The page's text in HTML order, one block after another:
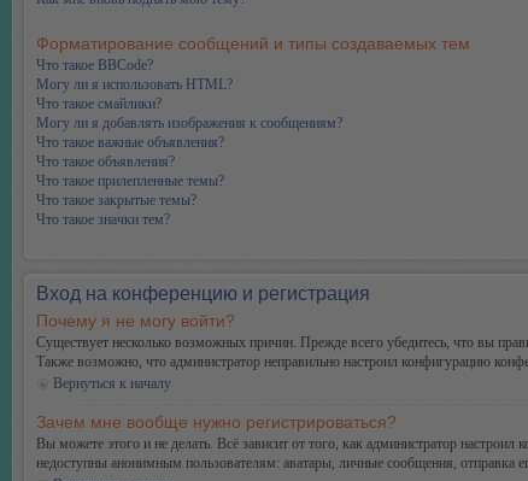
Форматирование сообщений и типы создаваемых тем
Что такое BBCode?
Могу ли я использовать HTML?
Что такое смайлики?
Могу ли я добавлять изображения к сообщениям?
Что такое важные объявления?
Что такое объявления?
Что такое прилепленные темы?
Что такое закрытые темы?
Что такое значки тем?
Вход на конференцию и регистрация
Почему я не могу войти?
Существует несколько возможных причин. Прежде всего убедитесь, что вы
Также возможно, что администратор неправильно настроил конфигурацию
Вернуться к началу
Зачем мне вообще нужно регистрироваться?
Вы можете этого и не делать. Всё зависит от того, как администратор
недоступны анонимным пользователям: аватары, личные сообщения, отправка